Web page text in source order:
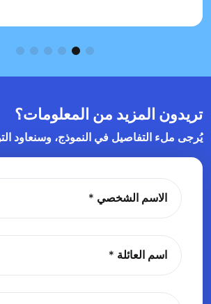
تريدون المزيد من المعلومات؟
يُرجى ملء التفاصيل في النموذج، وسنعاود
الاسم الشخصي
اسم العائلة